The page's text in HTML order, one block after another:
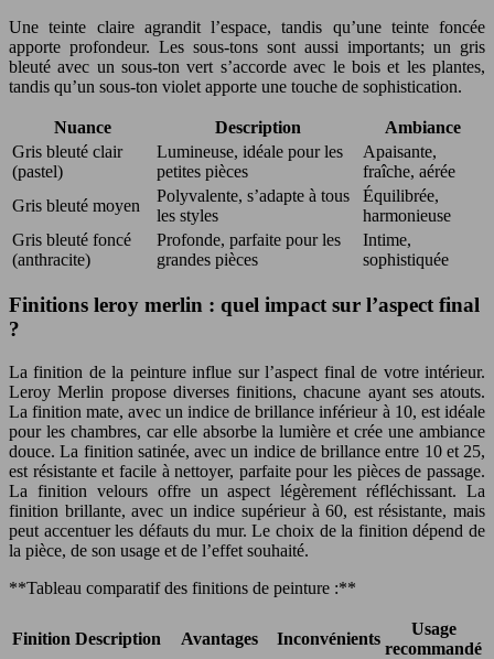
Une teinte claire agrandit l’espace, tandis qu’une teinte foncée
apporte profondeur. Les sous-tons sont aussi importants; un gris
bleuté avec un sous-ton vert s’accorde avec le bois et les plantes,
tandis qu’un sous-ton violet apporte une touche de sophistication.
Nuance Description
Ambiance
Gris bleuté clair
(pastel)
Lumineuse, idéale pour les
petites pièces
Apaisante,
fraîche, aérée
Gris bleuté moyen
Polyvalente, s’adapte à tous
les styles
Équilibrée,
harmonieuse
Gris bleuté foncé
(anthracite)
Profonde, parfaite pour les
grandes pièces
Intime,
sophistiquée
Finitions leroy merlin : quel impact sur l’aspect final
?
La finition de la peinture influe sur l’aspect final de votre intérieur.
Leroy Merlin propose diverses finitions, chacune ayant ses atouts.
La finition mate, avec un indice de brillance inférieur à 10, est idéale
pour les chambres, car elle absorbe la lumière et crée une ambiance
douce. La finition satinée, avec un indice de brillance entre 10 et 25,
est résistante et facile à nettoyer, parfaite pour les pièces de passage.
La finition velours offre un aspect légèrement réfléchissant. La
finition brillante, avec un indice supérieur à 60, est résistante, mais
peut accentuer les défauts du mur. Le choix de la finition dépend de
la pièce, de son usage et de l’effet souhaité.
**Tableau comparatif des finitions de peinture :**
Finition Description Avantages Inconvénients
Usage
recommandé